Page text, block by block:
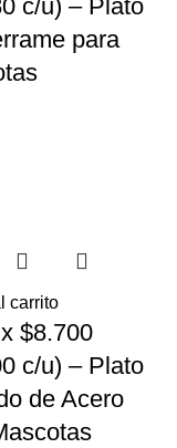
c/u) – Plato
para
carrito
$8.700
c/u) – Plato
de Acero